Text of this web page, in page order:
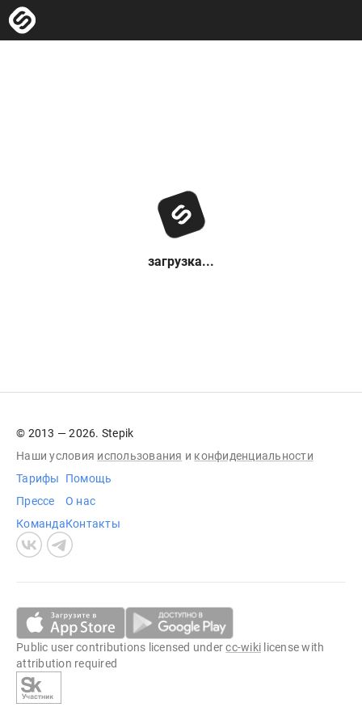
загрузка...
© 2013 — 2026. Stepik
Наши условия использования и конфиденциальности
Тарифы
Прессе
Команда
Помощь
О нас
Контакты
Public user contributions licensed undercc-wiki license with
attribution required